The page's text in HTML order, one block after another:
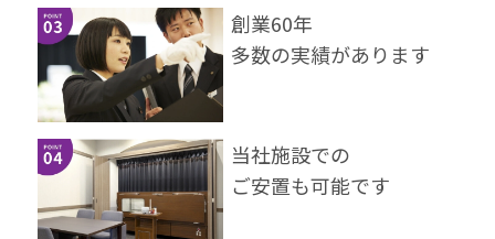
創業60年
多数の実績があります
当社施設での
ご安置も可能です